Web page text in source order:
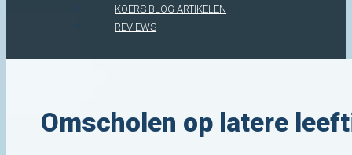
KOERS BLOG ARTIKELEN
REVIEWS
Omscholen op latere